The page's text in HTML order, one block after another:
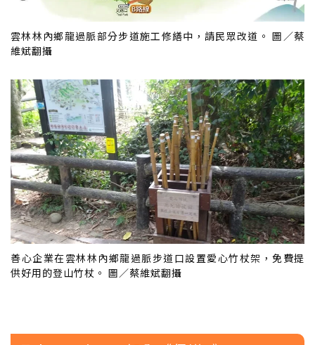
雲林林內鄉龍過脈部分步道施工修繕中，請民眾改道。 圖／蔡
維斌翻攝
善心企業在雲林林內鄉龍過脈步道口設置愛心竹杖架，免費提
供好用的登山竹杖。 圖／蔡維斌翻攝